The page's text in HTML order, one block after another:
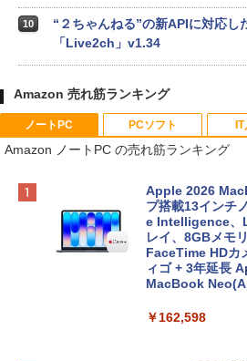
10
“２ちゃんねる”の新APIに対応し
「Live2ch」v1.34
Amazon 売れ筋ランキング
ノートPC
Amazon ノートPC の売れ筋ランキング
Apple 2026
プ搭載13インチ
e Intelligence、
レイ、8GBメモ
FaceTime HDカ
ィゴ + 3年延長
MacBook
￥162,598
PCソフト